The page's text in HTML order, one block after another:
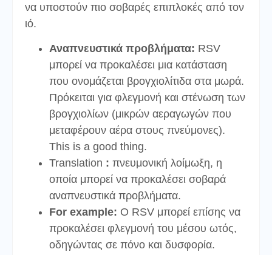
να υποστούν πιο σοβαρές επιπλοκές από τον
ιό.
Αναπνευστικά προβλήματα: RSV
μπορεί να προκαλέσει μια κατάσταση
που ονομάζεται βρογχιολίτιδα στα μωρά.
Πρόκειται για φλεγμονή και στένωση των
βρογχιολίων (μικρών αεραγωγών που
μεταφέρουν αέρα στους πνεύμονες).
This is a good thing.
Translation : πνευμονική λοίμωξη, η
οποία μπορεί να προκαλέσει σοβαρά
αναπνευστικά προβλήματα.
For example: Ο RSV μπορεί επίσης να
προκαλέσει φλεγμονή του μέσου ωτός,
οδηγώντας σε πόνο και δυσφορία.